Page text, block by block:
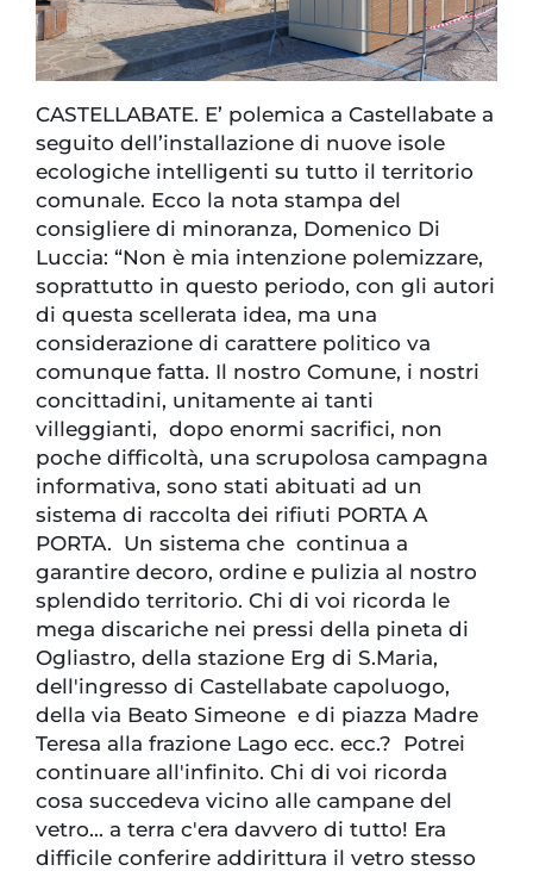
CASTELLABATE. E’ polemica a Castellabate a
seguito dell’installazione di nuove isole
ecologiche intelligenti su tutto il territorio
comunale. Ecco la nota stampa del
consigliere di minoranza, Domenico Di
Luccia: “Non è mia intenzione polemizzare,
soprattutto in questo periodo, con gli autori
di questa scellerata idea, ma una
considerazione di carattere politico va
comunque fatta. Il nostro Comune, i nostri
concittadini, unitamente ai tanti
villeggianti, dopo enormi sacrifici, non
poche difficoltà, una scrupolosa campagna
informativa, sono stati abituati ad un
sistema di raccolta dei rifiuti PORTA A
PORTA. Un sistema che continua a
garantire decoro, ordine e pulizia al nostro
splendido territorio. Chi di voi ricorda le
mega discariche nei pressi della pineta di
Ogliastro, della stazione Erg di S.Maria,
dell'ingresso di Castellabate capoluogo,
della via Beato Simeone e di piazza Madre
Teresa alla frazione Lago ecc. ecc.? Potrei
continuare all'infinito. Chi di voi ricorda
cosa succedeva vicino alle campane del
vetro... a terra c'era davvero di tutto! Era
difficile conferire addirittura il vetro stesso